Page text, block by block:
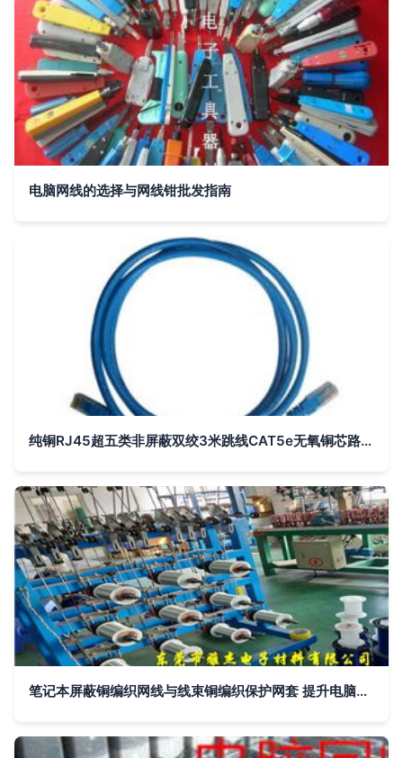
电脑网线的选择与网线钳批发指南
纯铜RJ45超五类非屏蔽双绞3米跳线CAT5e无氧铜芯路由器电脑网线深度评测
笔记本屏蔽铜编织网线与线束铜编织保护网套 提升电脑网线性能与耐用性的秘密武器